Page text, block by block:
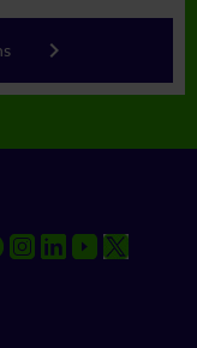
keyboard_arrow_right